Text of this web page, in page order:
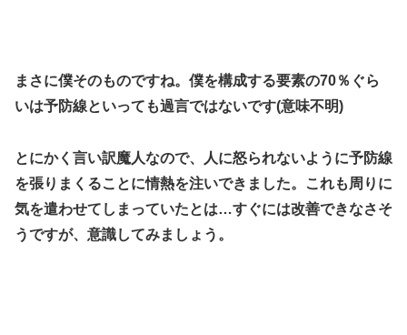
まさに僕そのものですね。僕を構成する要素の70％ぐら
いは予防線といっても過言ではないです(意味不明)
とにかく言い訳魔人なので、人に怒られないように予防線
を張りまくることに情熱を注いできました。これも周りに
気を遣わせてしまっていたとは…すぐには改善できなさそ
うですが、意識してみましょう。